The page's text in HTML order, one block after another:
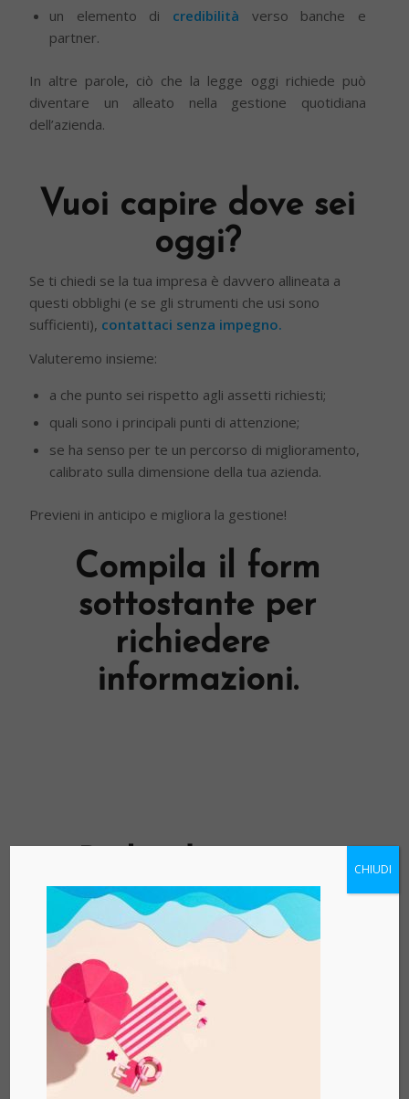
un elemento di credibilità verso banche e
partner.
In altre parole, ciò che la legge oggi richiede può
diventare un alleato nella gestione quotidiana
dell’azienda.
Vuoi capire dove sei
oggi?
Se ti chiedi se la tua impresa è davvero allineata a
questi obblighi (e se gli strumenti che usi sono
sufficienti), contattaci senza impegno.
Valuteremo insieme:
a che punto sei rispetto agli assetti richiesti;
quali sono i principali punti di attenzione;
se ha senso per te un percorso di miglioramento,
calibrato sulla dimensione della tua azienda.
Previeni in anticipo e migliora la gestione!
Compila il form
sottostante per
richiedere
informazioni.
informazioni
CHIUDI